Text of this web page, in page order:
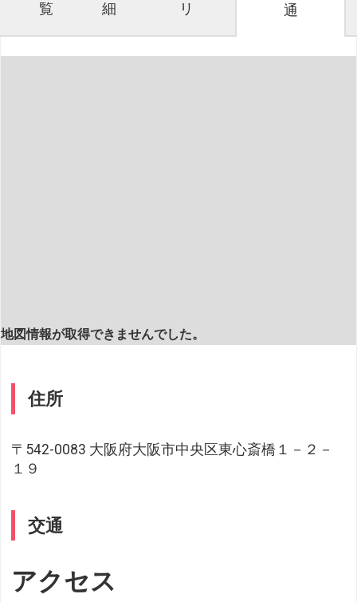
覧
細
リ
通
地図情報が取得できませんでした。
住所
〒542-0083 大阪府大阪市中央区東心斎橋１－２－
１９
交通
アクセス